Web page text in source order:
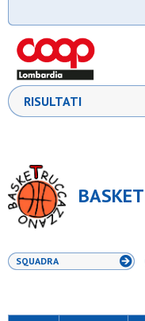
RISULTATI
SQUADRA